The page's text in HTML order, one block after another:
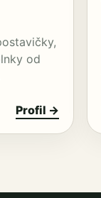
od
Profil →